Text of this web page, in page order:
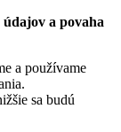
a povaha
a používame
sa budú